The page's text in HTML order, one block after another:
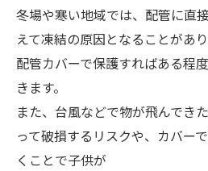
冬場や寒い地域では、配管に直
えて凍結の原因となることがあり
配管カバーで保護すればある程
きます。
また、台風などで物が飛んでき
って破損するリスクや、カバー
くことで子供が